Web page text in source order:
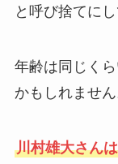
と呼び捨てに
年齢は同じく
かもしれません
川村雄大さん